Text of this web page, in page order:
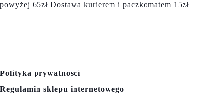
powyżej 65zł Dostawa kurierem i paczkomatem 15zł
Polityka prywatności
Regulamin sklepu internetowego